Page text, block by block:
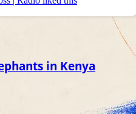
in Kenya